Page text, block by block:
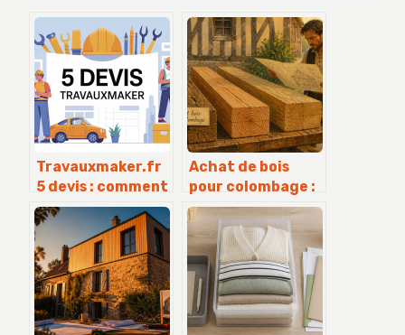
Travauxmaker.fr
5 devis : comment
comparer
efficacement vos
offres de travaux
Achat de bois
pour colombage :
le guide pour
choisir vos
essences et
sections durables